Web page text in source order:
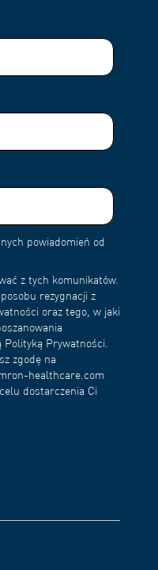
powiadomień od
z tych komunikatów.
rezygnacji z
oraz tego, w jaki
Polityką Prywatności.
zgodę na
healthcare.com
dostarczenia Ci